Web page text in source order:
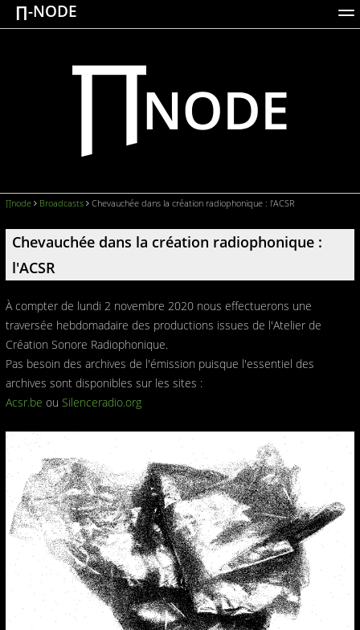
∏-NODE
ACTIONS WORKS DOCUMENTATION
BROADCASTS
∏node Broadcasts Chevauchée dans la création radiophonique : l'ACSR
Chevauchée dans la création radiophonique :
l'ACSR
À compter de lundi 2 novembre 2020 nous effectuerons une
traversée hebdomadaire des productions issues de l'Atelier de
Création Sonore Radiophonique.
Pas besoin des archives de l'émission puisque l'essentiel des
archives sont disponibles sur les sites :
Acsr.be ou Silenceradio.org